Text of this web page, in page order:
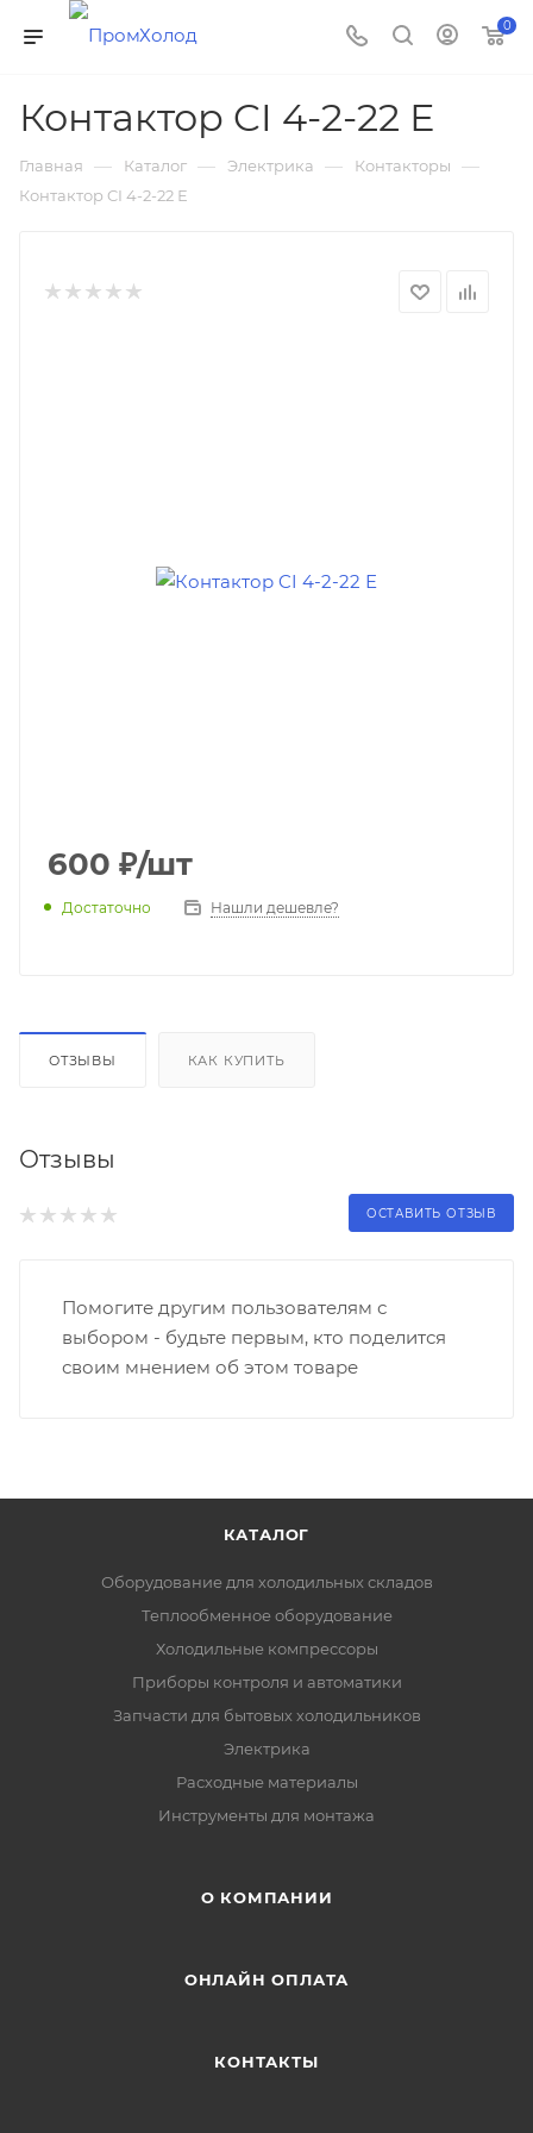
0
Контактор CI 4-2-22 Е
Главная — Каталог — Электрика — Контакторы —
Контактор CI 4-2-22 Е
600 ₽/шт
Достаточно Нашли дешевле?
ОТЗЫВЫ КАК КУПИТЬ
Отзывы
ОСТАВИТЬ ОТЗЫВ
Помогите другим пользователям с
выбором - будьте первым, кто поделится
своим мнением об этом товаре
КАТАЛОГ
Оборудование для холодильных складов
Теплообменное оборудование
Холодильные компрессоры
Приборы контроля и автоматики
Запчасти для бытовых холодильников
Электрика
Расходные материалы
Инструменты для монтажа
О КОМПАНИИ
ОНЛАЙН ОПЛАТА
КОНТАКТЫ